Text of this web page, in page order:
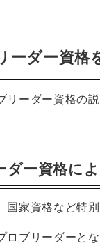
ーダー資格
ーダー資格の説
ダー資格に
家資格など特
ロブリーダーと